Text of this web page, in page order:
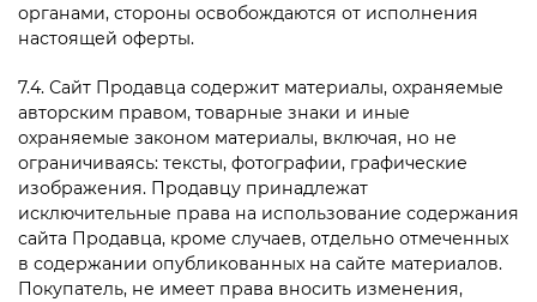
органами, стороны освобождаются от исполнения
настоящей оферты.
7.4. Сайт Продавца содержит материалы, охраняемые
авторским правом, товарные знаки и иные
охраняемые законом материалы, включая, но не
ограничиваясь: тексты, фотографии, графические
изображения. Продавцу принадлежат
исключительные права на использование содержания
сайта Продавца, кроме случаев, отдельно отмеченных
в содержании опубликованных на сайте материалов.
Покупатель, не имеет права вносить изменения,